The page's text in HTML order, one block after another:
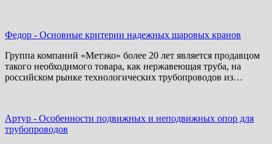
Федор - Основные критерии надежных шаровых кранов
Группа компаний «Метэко» более 20 лет является продавцом
такого необходимого товара, как нержавеющая труба, на
российском рынке технологических трубопроводов из…
Артур - Особенности подвижных и неподвижных опор для
трубопроводов